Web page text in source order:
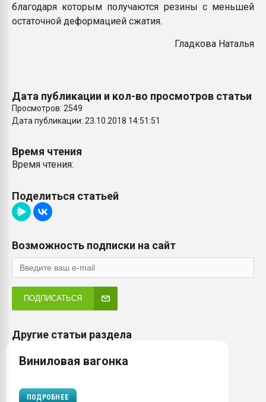
благодаря которым получаются резины с меньшей
остаточной деформацией сжатия.
Гладкова Наталья
Дата публикации и кол-во просмотров статьи
Просмотров: 2549
Дата публикации: 23.10.2018 14:51:51
Время чтения
Время чтения:
Поделиться статьей
Возможность подписки на сайт
ПОДПИСАТЬСЯ
Другие статьи раздела
Виниловая вагонка
ПОДРОБНЕЕ